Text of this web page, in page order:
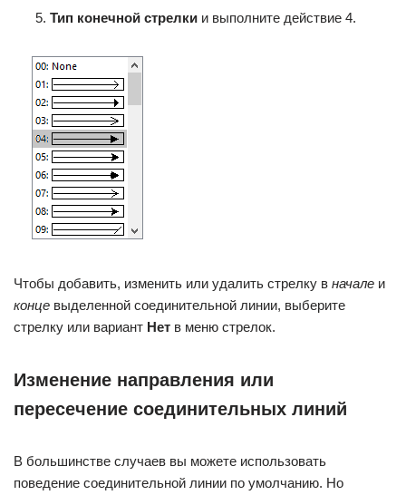
Тип конечной стрелки и выполните действие 4.
Чтобы добавить, изменить или удалить стрелку в начале и
конце выделенной соединительной линии, выберите
стрелку или вариант Нет в меню стрелок.
Изменение направления или
пересечение соединительных линий
В большинстве случаев вы можете использовать
поведение соединительной линии по умолчанию. Но